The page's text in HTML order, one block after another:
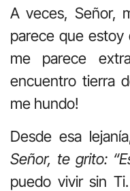
A veces, Señor,
parece que estoy
me parece
encuentro tierra
me hundo!
Desde esa
Señor, te grito:
puedo vivir sin